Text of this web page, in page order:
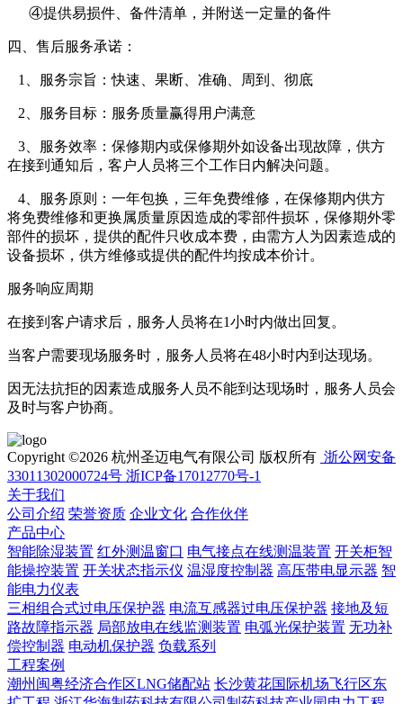
④提供易损件、备件清单，并附送一定量的备件
四、售后服务承诺：
1、服务宗旨：快速、果断、准确、周到、彻底
2、服务目标：服务质量赢得用户满意
3、服务效率：保修期内或保修期外如设备出现故障，供方
在接到通知后，客户人员将三个工作日内解决问题。
4、服务原则：一年包换，三年免费维修，在保修期内供方
将免费维修和更换属质量原因造成的零部件损坏，保修期外零
部件的损坏，提供的配件只收成本费，由需方人为因素造成的
设备损坏，供方维修或提供的配件均按成本价计。
服务响应周期
在接到客户请求后，服务人员将在1小时内做出回复。
当客户需要现场服务时，服务人员将在48小时内到达现场。
因无法抗拒的因素造成服务人员不能到达现场时，服务人员会
及时与客户协商。
Copyright ©2026 杭州圣迈电气有限公司 版权所有 浙公网安备
33011302000724号 浙ICP备17012770号-1
关于我们
公司介绍 荣誉资质 企业文化 合作伙伴
产品中心
智能除湿装置 红外测温窗口 电气接点在线测温装置 开关柜智
能操控装置 开关状态指示仪 温湿度控制器 高压带电显示器 智
能电力仪表
三相组合式过电压保护器 电流互感器过电压保护器 接地及短
路故障指示器 局部放电在线监测装置 电弧光保护装置 无功补
偿控制器 电动机保护器 负载系列
工程案例
潮州闽粤经济合作区LNG储配站 长沙黄花国际机场飞行区东